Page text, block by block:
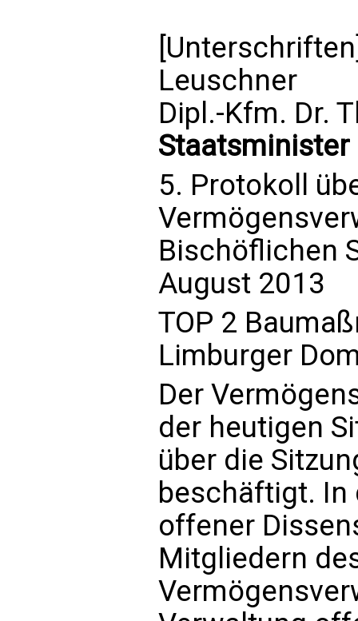
Leuschner
Dipl.-Kfm. Dr.
Staatsminister
5. Protokoll
Bischöflichen
August 2013
TOP 2
Limburger
Der
der heutigen
über die
beschäftigt. In
offener
Mitgliedern